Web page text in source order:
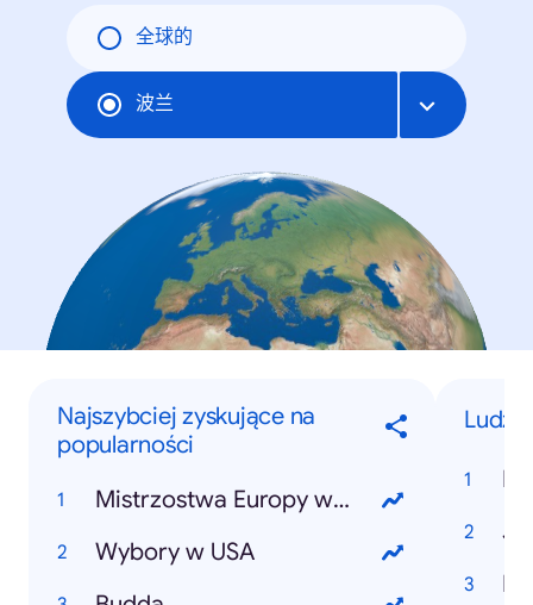
全球的
波兰
Najszybciej zyskujące na
popularności
Mistrzostwa Europy w Piłce Nożnej 2024
Wybory w USA
Ludzie